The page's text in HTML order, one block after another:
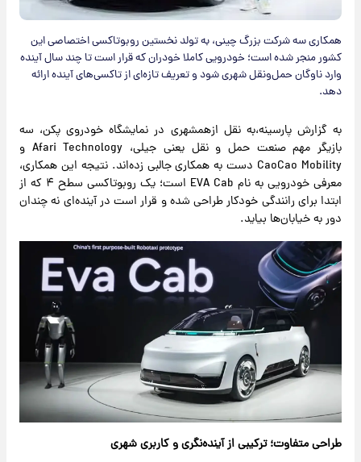
همکاری سه شرکت بزرگ چینی، به تولد نخستین روبوتاکسی اختصاصی این
کشور منجر شده است؛ خودرویی کاملا خودران که قرار است تا چند سال آینده
وارد ناوگان حمل‌ونقل شهری شود و تعریف تازه‌ای از تاکسی‌های آینده ارائه
دهد.
به گزارش پارسینه،به نقل ازهمشهری در نمایشگاه خودروی پکن، سه
بازیگر مهم صنعت حمل‌ و نقل یعنی جیلی، Afari Technology و
CaoCao Mobility دست به همکاری جالبی زده‌اند. نتیجه این همکاری،
معرفی خودرویی به نام EVA Cab است؛ یک روبوتاکسی سطح ۴ که از
ابتدا برای رانندگی خودکار طراحی شده و قرار است در آینده‌ای نه‌ چندان
دور به خیابان‌ها بیاید.
طراحی متفاوت؛ ترکیبی از آینده‌نگری و کاربری شهری